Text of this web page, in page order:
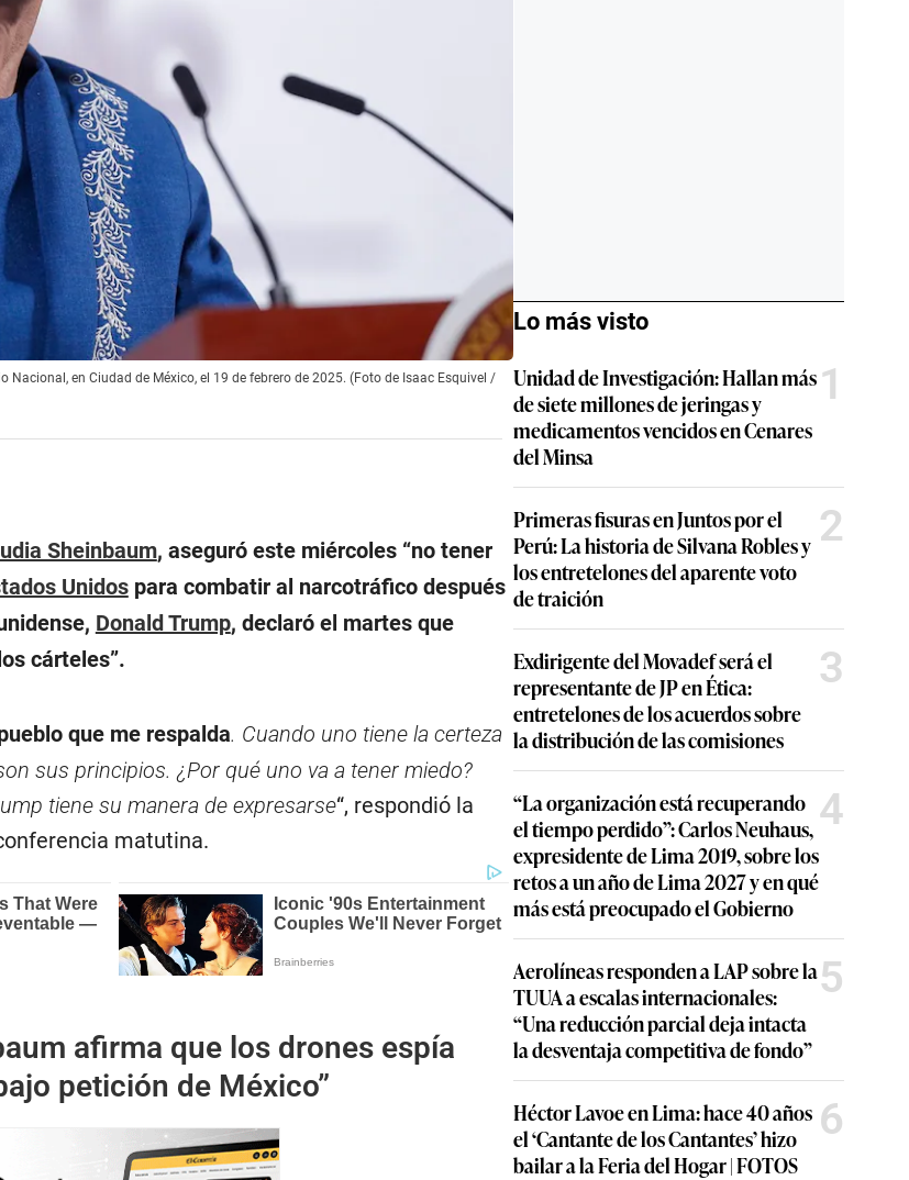
en Ciudad de México, el 19 de febrero de 2025. (Foto de Isaac Esquivel /
Sheinbaum, aseguró este miércoles “no tener
Unidospara combatir al narcotráfico después
Donald Trump, declaró el martes que
cárteles”.
que me respalda. Cuando uno tiene la certeza
sus principios. ¿Por qué uno va a tener miedo?
tiene su manera de expresarse“, respondió la
matutina.
afirma que los drones espía
petición de México”
Lo más visto
Unidad de Investigación: Hallan más
de siete millones de jeringas y
medicamentos vencidos en Cenares
del Minsa
1
Primeras fisuras en Juntos por el
Perú: La historia de Silvana Robles y
los entretelones del aparente voto
de traición
2
Exdirigente del Movadef será el
representante de JP en Ética:
entretelones de los acuerdos sobre
la distribución de las comisiones
3
“La organización está recuperando
el tiempo perdido”: Carlos Neuhaus,
expresidente de Lima 2019, sobre los
retos a un año de Lima 2027 y en qué
más está preocupado el Gobierno
4
Aerolíneas responden a LAP sobre la
TUUA a escalas internacionales:
“Una reducción parcial deja intacta
la desventaja competitiva de fondo”
5
Héctor Lavoe en Lima: hace 40 años
el ‘Cantante de los Cantantes’ hizo
bailar a la Feria del Hogar | FOTOS
6